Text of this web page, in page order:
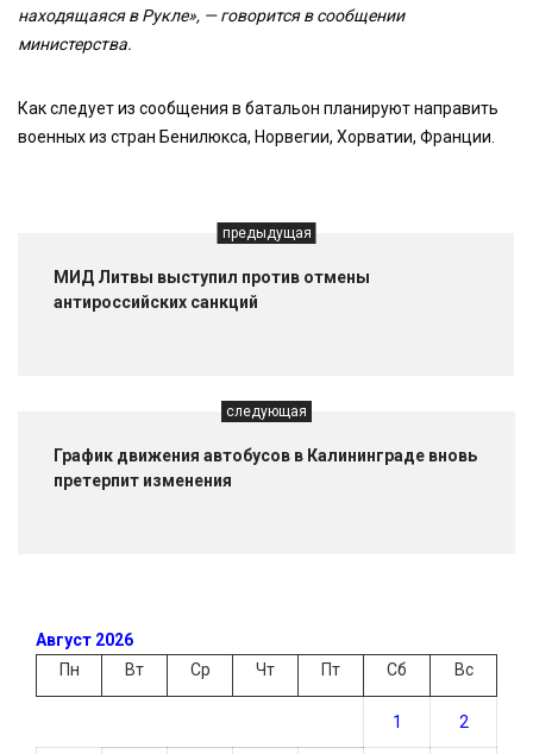
находящаяся в Рукле», — говорится в сообщении
министерства.
Как следует из сообщения в батальон планируют направить
военных из стран Бенилюкса, Норвегии, Хорватии, Франции.
предыдущая
МИД Литвы выступил против отмены
антироссийских санкций
следующая
График движения автобусов в Калининграде вновь
претерпит изменения
Август 2026
Пн
Вт Ср Чт Пт Сб Вс
1 2